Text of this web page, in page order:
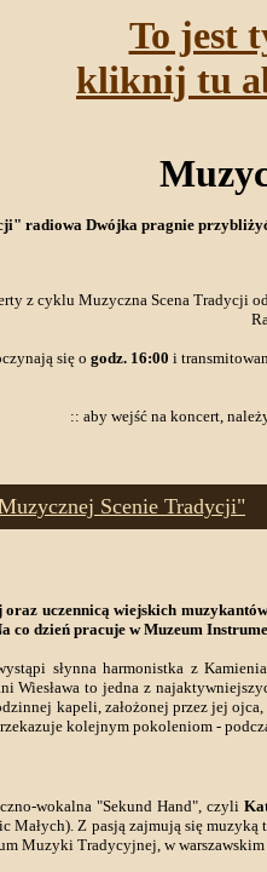
To jest
kliknij tu
radiowa Dwójka pragnie
z cyklu Muzyczna Scena Tradycji
się o godz. 16:00 i
:: aby wejść na koncert,
Scenie Tradycji"
uczennicą wiejskich
co dzień pracuje w Muzeum
słynna harmonistka z
Wiesława to jedna z
kapeli, założonej przez jej
kolejnym pokoleniom -
wokalna "Sekund Hand", czyli
Małych). Z pasją zajmują się
Muzyki Tradycyjnej, w